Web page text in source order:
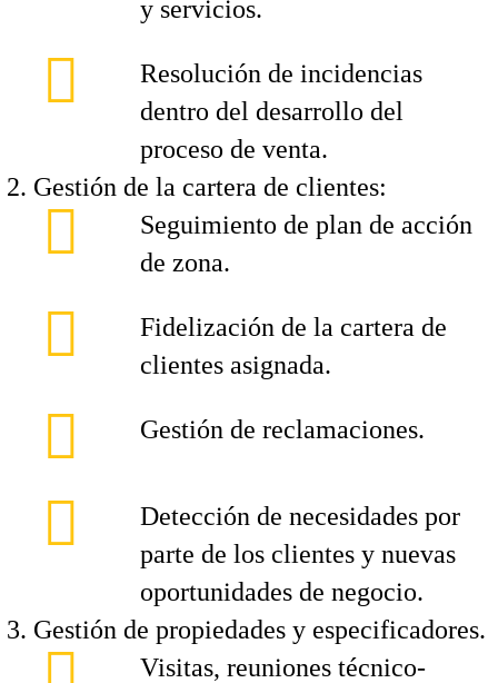
y servicios.
Resolución de incidencias
dentro del desarrollo del
proceso de venta.
Gestión de la cartera de clientes:
Seguimiento de plan de acción
de zona.
Fidelización de la cartera de
clientes asignada.
Gestión de reclamaciones.
Detección de necesidades por
parte de los clientes y nuevas
oportunidades de negocio.
Gestión de propiedades y especificadores.
Visitas, reuniones técnico-